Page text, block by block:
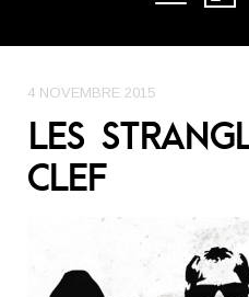
4 NOVEMBRE 2015
LES
CLEF